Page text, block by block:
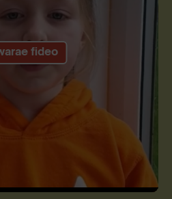
Mute Settings
Play